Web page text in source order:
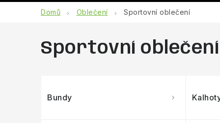
Domů Oblečení Sportovní oblečení
Sportovní oblečení
Bundy